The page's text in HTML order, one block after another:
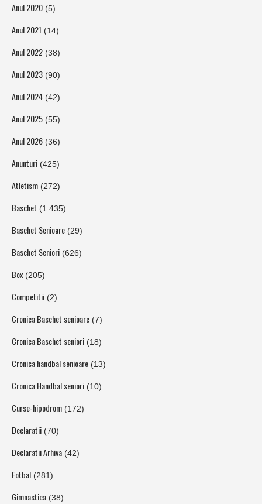
Anul 2020 (5)
Anul 2021 (14)
Anul 2022 (38)
Anul 2023 (90)
Anul 2024 (42)
Anul 2025 (55)
Anul 2026 (36)
Anunturi (425)
Atletism (272)
Baschet (1.435)
Baschet Senioare (29)
Baschet Seniori (626)
Box (205)
Competitii (2)
Cronica Baschet senioare (7)
Cronica Baschet seniori (18)
Cronica handbal senioare (13)
Cronica Handbal seniori (10)
Curse-hipodrom (172)
Declaratii (70)
Declaratii Arhiva (42)
Fotbal (281)
Gimnastica (38)